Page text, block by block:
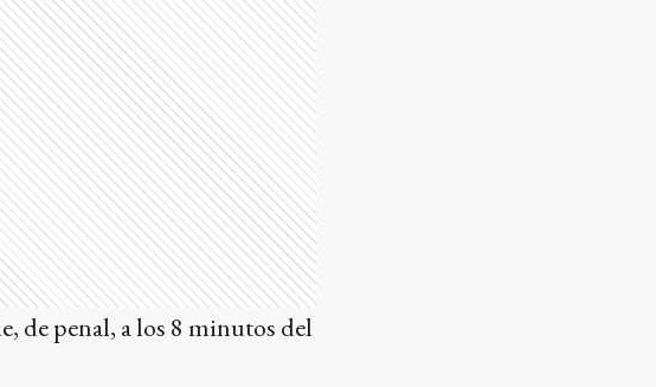
de penal, a los 8 minutos del